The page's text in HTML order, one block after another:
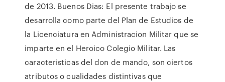
de 2013. Buenos Dias: El presente trabajo se
desarrolla como parte del Plan de Estudios de
la Licenciatura en Administracion Militar que se
imparte en el Heroico Colegio Militar. Las
caracteristicas del don de mando, son ciertos
atributos o cualidades distintivas que